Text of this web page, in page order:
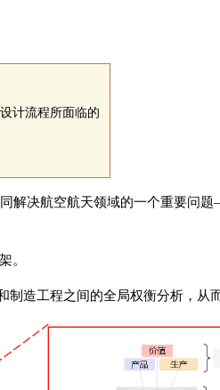
计流程所面临的
解决航空航天领域的一个重要问
。
造工程之间的全局权衡分析，从